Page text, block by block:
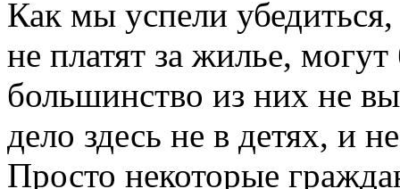
Как мы успели
не платят за жилье,
большинство из них не
дело здесь не в детях, и
Просто некоторые